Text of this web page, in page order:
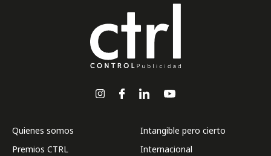
Quienes somos
Premios CTRL
Intangible pero cierto
Internacional